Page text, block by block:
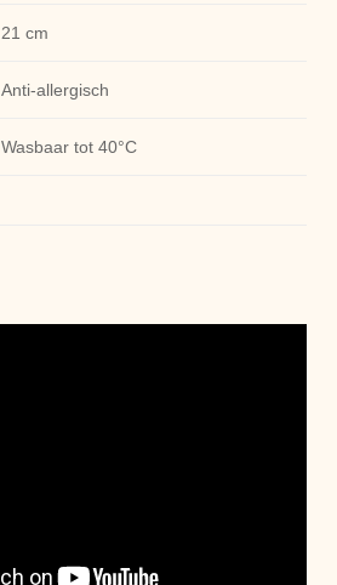
21 cm
Anti-allergisch
Wasbaar tot 40°C